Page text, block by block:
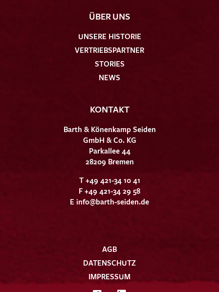
ÜBER UNS
UNSERE HISTORIE
VERTRIEBSPARTNER
STORIES
NEWS
KONTAKT
Barth & Könenkamp Seiden
GmbH & Co. KG
Parkallee 44
28209 Bremen
T +49 421-34 10 41
F +49 421-34 29 58
E info@barth-seiden.de
AGB
DATENSCHUTZ
IMPRESSUM